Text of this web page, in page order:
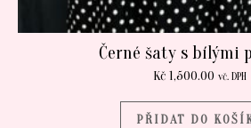
Černé šaty s bílými
Kč1,500.00 vč. DPH
PŘIDAT DO